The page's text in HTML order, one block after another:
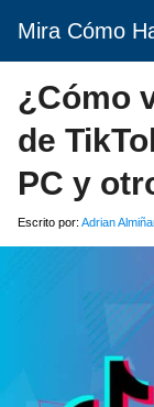
Mira Cómo
¿Cómo
de
PC y
Escrito por: Adrian